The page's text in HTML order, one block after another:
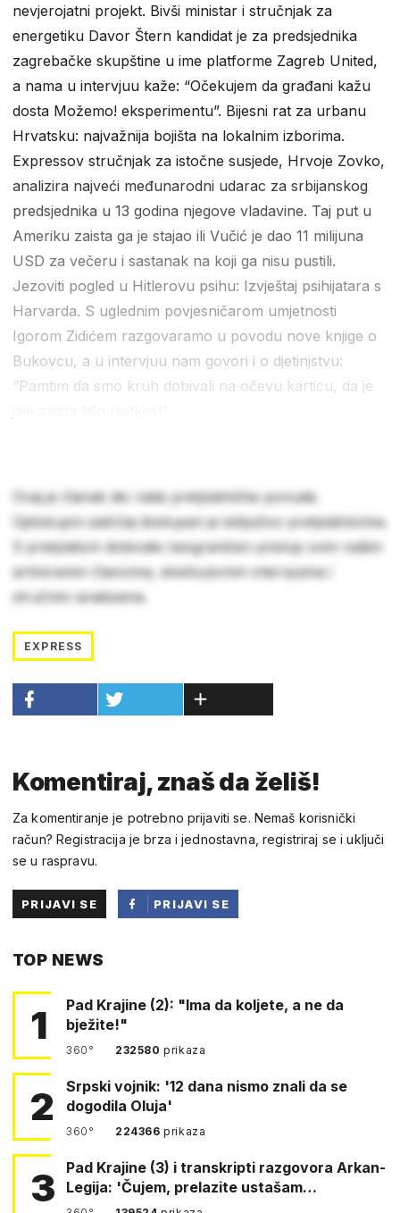
nevjerojatni projekt. Bivši ministar i stručnjak za
energetiku Davor Štern kandidat je za predsjednika
zagrebačke skupštine u ime platforme Zagreb United,
a nama u intervjuu kaže: “Očekujem da građani kažu
dosta Možemo! eksperimentu”. Bijesni rat za urbanu
Hrvatsku: najvažnija bojišta na lokalnim izborima.
Expressov stručnjak za istočne susjede, Hrvoje Zovko,
analizira najveći međunarodni udarac za srbijanskog
predsjednika u 13 godina njegove vladavine. Taj put u
Ameriku zaista ga je stajao ili Vučić je dao 11 milijuna
USD za večeru i sastanak na koji ga nisu pustili.
Jezoviti pogled u Hitlerovu psihu: Izvještaj psihijatara s
Harvarda. S uglednim povjesničarom umjetnosti
Igorom Zidićem razgovaramo u povodu nove knjige o
Bukovcu, a u intervjuu nam govori i o djetinjstvu:
“Pamtim da smo kruh dobivali na očevu karticu, da je
Ovaj je članak dio naše pretplatničke ponude.
Cjelokupni sadržaj dostupan je isključivo pretplatnicima.
S pretplatom dobivate neograničen pristup svim našim
arhiviranim člancima, ekskluzivnim intervjuima i
stručnim analizama.
EXPRESS
Komentiraj, znaš da želiš!
Za komentiranje je potrebno prijaviti se. Nemaš korisnički
račun? Registracija je brza i jednostavna, registriraj se i uključi
se u raspravu.
PRIJAVI SE
PRIJAVI SE
TOP NEWS
1
Pad Krajine (2): "Ima da koljete, a ne da
bježite!"
360° 232580prikaza
2
Srpski vojnik: '12 dana nismo znali da se
dogodila Oluja'
360° 224366prikaza
3
Pad Krajine (3) i transkripti razgovora Arkan-
Legija: 'Čujem, prelazite ustašam…